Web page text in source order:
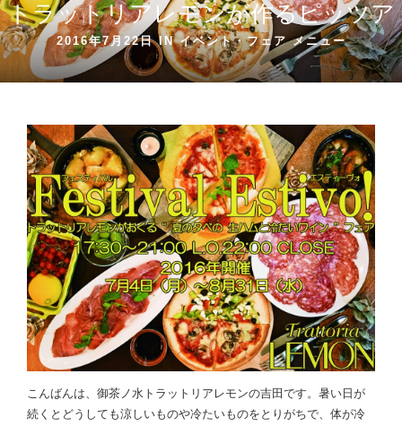
トラットリアレモンが作るピッツア
2016年7月22日 INイベント・フェア メニュー
こんばんは、御茶ノ水トラットリアレモンの吉田です。暑い日が
続くとどうしても涼しいものや冷たいものをとりがちで、体が冷